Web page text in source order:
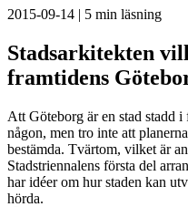
2015-09-14 | 5 min läsning
Stadsarkitekten
framtidens
Att Göteborg är en stad stadd
någon, men tro inte att
bestämda. Tvärtom, vilket är
Stadstriennalens första del
har idéer om hur staden kan
hörda.